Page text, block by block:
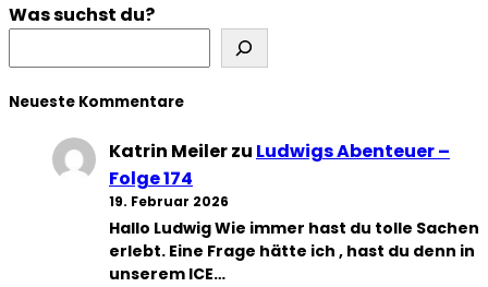
Was suchst du?
Neueste Kommentare
Katrin Meilerzu Ludwigs Abenteuer –
Folge 174
19. Februar 2026
Hallo Ludwig Wie immer hast du tolle Sachen
erlebt. Eine Frage hätte ich , hast du denn in
unserem ICE…